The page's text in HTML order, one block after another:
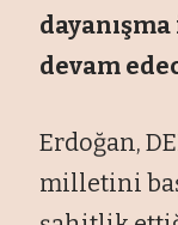
devam
Erdoğan,
milletini